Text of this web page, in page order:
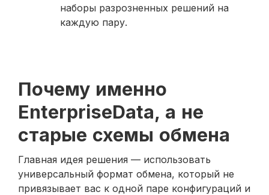
наборы разрозненных решений на
каждую пару.
Почему именно
EnterpriseData, а не
старые схемы обмена
Главная идея решения — использовать
универсальный формат обмена, который не
привязывает вас к одной паре конфигураций и